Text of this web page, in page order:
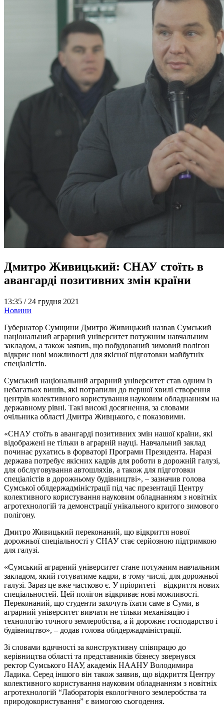
Дмитро Живицький: СНАУ стоїть в
авангарді позитивних змін країни
13:35 / 24 грудня 2021
Новини
Губернатор Сумщини Дмитро Живицький назвав Сумський
національний аграрний університет потужним навчальним
закладом, а також заявив, що побудований зимовий полігон
відкриє нові можливості для якісної підготовки майбутніх
спеціалістів.
Сумський національний аграрний університет став одним із
небагатьох вишів, які потрапили до першої хвилі створення
центрів колективного користування науковим обладнанням на
державному рівні. Такі високі досягнення, за словами
очільника області Дмитра Живцького, є показовими.
«СНАУ стоїть в авангарді позитивних змін нашої країни, які
відображені не тільки в аграрній науці. Навчальний заклад
починає рухатись в форваторі Програми Президента. Наразі
держава потребує якісних кадрів для роботи в дорожній галузі,
для обслуговування автошляхів, а також для підготовки
спеціалістів в дорожньому будівництві», – зазначив голова
Сумської облдержадміністрації під час презентації Центру
колективного користування науковим обладнанням з новітніх
агротехнологій та демонстрації унікального критого зимового
полігону.
Дмитро Живицький переконаний, що відкриття нової
дорожньої спеціальності у СНАУ стає серйозною підтримкою
для галузі.
«Сумський аграрний університет стане потужним навчальним
закладом, який готуватиме кадри, в тому числі, для дорожньої
галузі. Зараз це вже частково є. У пріоритеті – відкриття нових
спеціальностей. Цей полігон відкриває нові можливості.
Переконаний, що студенти захочуть їхати саме в Суми, в
аграрний університет вивчати не тільки механізацію і
технологію точного землеробства, а й дорожнє господарство і
будівництво», – додав голова облдержадміністрації.
Зі словами вдячності за конструктивну співпрацю до
керівництва області та представників бізнесу звернувся
ректор Сумського НАУ, академік НААНУ Володимира
Ладика. Серед іншого він також заявив, що відкриття Центру
колективного користування науковим обладнанням з новітніх
агротехнологій “Лабораторія екологічного землеробства та
природокористування” є вимогою сьогодення.